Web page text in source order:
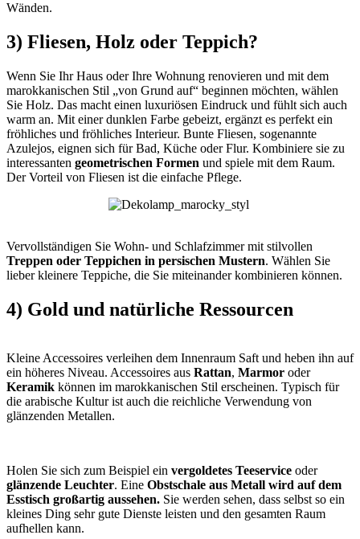
Wänden.
3) Fliesen, Holz oder Teppich?
Wenn Sie Ihr Haus oder Ihre Wohnung renovieren und mit dem
marokkanischen Stil „von Grund auf“ beginnen möchten, wählen
Sie Holz. Das macht einen luxuriösen Eindruck und fühlt sich auch
warm an. Mit einer dunklen Farbe gebeizt, ergänzt es perfekt ein
fröhliches und fröhliches Interieur. Bunte Fliesen, sogenannte
Azulejos, eignen sich für Bad, Küche oder Flur. Kombiniere sie zu
interessanten geometrischen Formen und spiele mit dem Raum.
Der Vorteil von Fliesen ist die einfache Pflege.
Vervollständigen Sie Wohn- und Schlafzimmer mit stilvollen
Treppen oder Teppichen in persischen Mustern. Wählen Sie
lieber kleinere Teppiche, die Sie miteinander kombinieren können.
4) Gold und natürliche Ressourcen
Kleine Accessoires verleihen dem Innenraum Saft und heben ihn auf
ein höheres Niveau. Accessoires aus Rattan, Marmor oder
Keramik können im marokkanischen Stil erscheinen. Typisch für
die arabische Kultur ist auch die reichliche Verwendung von
glänzenden Metallen.
Holen Sie sich zum Beispiel ein vergoldetes Teeservice oder
glänzende Leuchter. Eine Obstschale aus Metall wird auf dem
Esstisch großartig aussehen. Sie werden sehen, dass selbst so ein
kleines Ding sehr gute Dienste leisten und den gesamten Raum
aufhellen kann.